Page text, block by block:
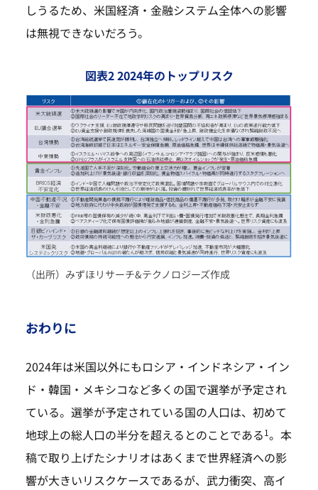
しうるため、米国経済・金融システム全体への影響
は無視できないだろう。
図表2 2024年のトップリスク
（出所）みずほリサーチ&テクノロジーズ作成
おわりに
2024年は米国以外にもロシア・インドネシア・イン
ド・韓国・メキシコなど多くの国で選挙が予定され
ている。選挙が予定されている国の人口は、初めて
地球上の総人口の半分を超えるとのことである1。本
稿で取り上げたシナリオはあくまで世界経済への影
響が大きいリスクケースであるが、武力衝突、高イ